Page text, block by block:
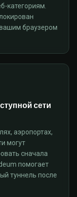
категориям.
браузером
сети
аэропортах,
могут
сначала
помогает
туннель после